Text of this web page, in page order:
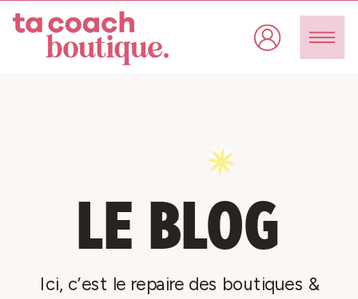
LE BLOG
Ici, c’est le repaire des boutiques &